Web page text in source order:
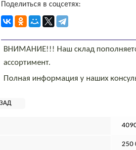
Поделиться в соцсетях:
ВНИМАНИЕ!!! Наш склад
ассортимент.
Полная информация у наших
250